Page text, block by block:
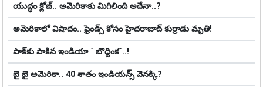
యుద్ధం క్లోజ్‌.. అమెరికాకు మిగిలింది అదేనా..?
అమెరికాలో విషాదం.. ఫ్రెండ్స్ కోసం హైద‌రాబాద్ కుర్రాడు మృతి!
పాక్‌కు పాకిన‌ ఇండియా ` బొద్దింక‌`..!
బై బై అమెరికా.. 40 శాతం ఇండియన్స్‌ వెనక్కి?